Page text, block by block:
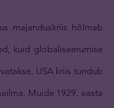
majanduskriis hõlmab
kuid globaliseerumise
USA kriis tundub
Muide 1929. aasta